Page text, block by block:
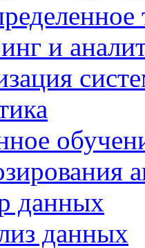
и
данных
данных